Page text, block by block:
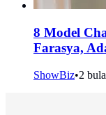
8 Model
Farasya,
ShowBiz•2